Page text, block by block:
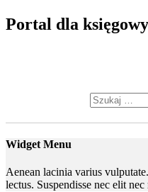
Portal dla
Widget Menu
Aenean lacinia varius
lectus. Suspendisse nec elit